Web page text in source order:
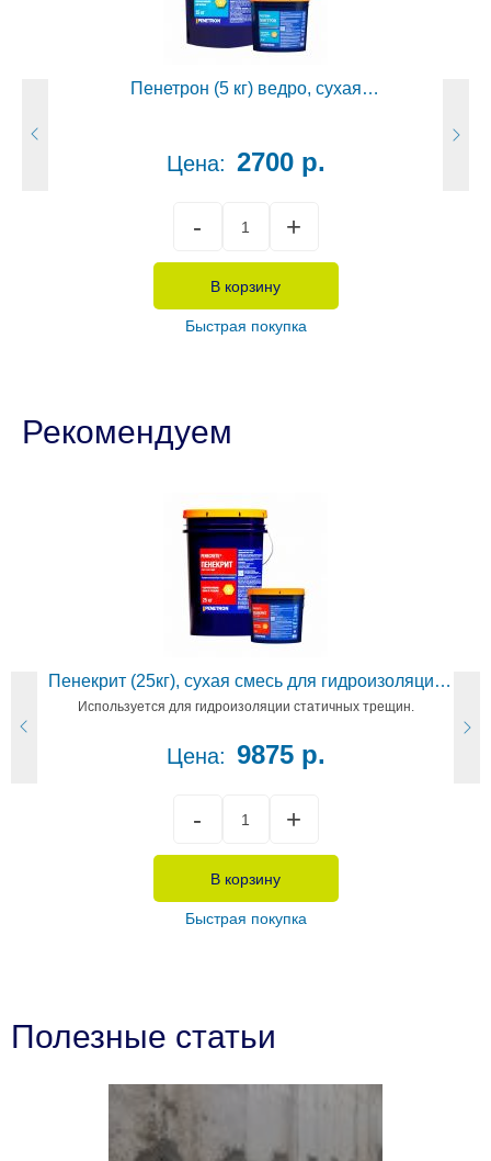
Пенетрон (5 кг) ведро, сухая
Цена: 2700 р.
В корзину
Быстрая покупка
Рекомендуем
Пенекрит (25кг), сухая смесь для гидроизоляции
швов
Используется для гидроизоляции статичных трещин.
Цена: 9875 р.
В корзину
Быстрая покупка
Полезные статьи